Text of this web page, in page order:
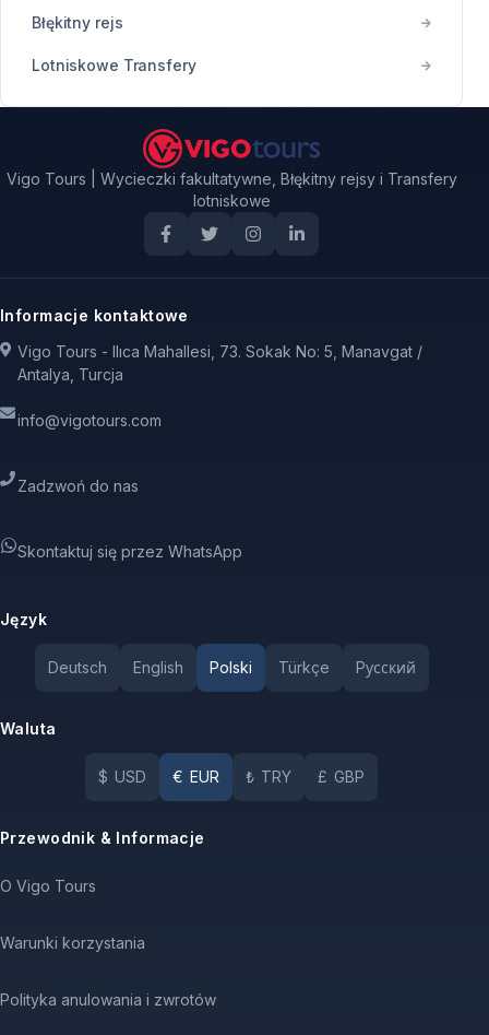
Błękitny rejs
Lotniskowe Transfery
Vigo Tours | Wycieczki fakultatywne, Błękitny rejsy i Transfery
lotniskowe
Informacje kontaktowe
Vigo Tours - Ilıca Mahallesi, 73. Sokak No: 5, Manavgat /
Antalya, Turcja
info@vigotours.com
Zadzwoń do nas
Skontaktuj się przez WhatsApp
Język
Deutsch English Polski Türkçe Pусский
Waluta
$ USD € EUR ₺ TRY £ GBP
Przewodnik & Informacje
O Vigo Tours
Warunki korzystania
Polityka anulowania i zwrotów